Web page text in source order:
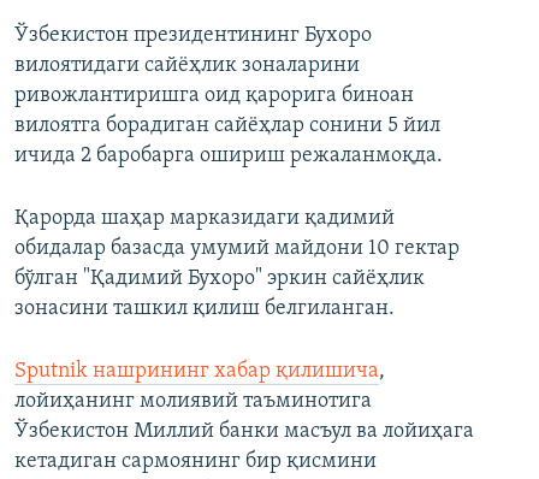
Ўзбекистон президентининг Бухоро
вилоятидаги сайёҳлик зоналарини
ривожлантиришга оид қарорига биноан
вилоятга борадиган сайёҳлар сонини 5 йил
ичида 2 баробарга ошириш режаланмоқда.
Қарорда шаҳар марказидаги қадимий
обидалар базасда умумий майдони 10 гектар
бўлган "Қадимий Бухоро" эркин сайёҳлик
зонасини ташкил қилиш белгиланган.
Sputnik нашрининг хабар қилишича,
лойиҳанинг молиявий таъминотига
Ўзбекистон Миллий банки масъул ва лойиҳага
кетадиган сармоянинг бир қисмини